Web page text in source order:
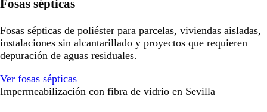
Fosas sépticas
Fosas sépticas de poliéster para parcelas, viviendas aisladas,
instalaciones sin alcantarillado y proyectos que requieren
depuración de aguas residuales.
Ver fosas sépticas
Impermeabilización con fibra de vidrio en Sevilla